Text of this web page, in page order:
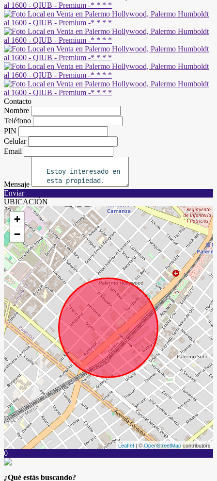
Contacto
Nombre
Teléfono
PIN
Celular
Email
Mensaje
Enviar
UBICACIÓN
+
−
Leaflet | ©OpenStreetMapcontributors
0
¿Qué estás buscando?